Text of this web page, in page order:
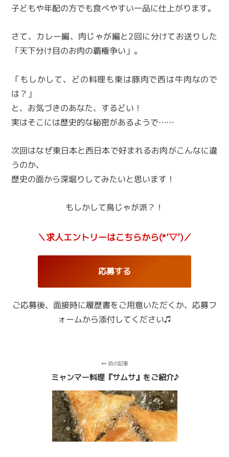
子どもや年配の方でも食べやすい一品に仕上がります。
さて、カレー編、肉じゃが編と2回に分けてお送りした
「天下分け目のお肉の覇権争い」。
「もしかして、どの料理も東は豚肉で西は牛肉なので
は？」
と、お気づきのあなた、するどい！
実はそこには歴史的な秘密があるようで……
次回はなぜ東日本と西日本で好まれるお肉がこんなに違
うのか、
歴史の面から深堀りしてみたいと思います！
もしかして鳥じゃが派？！
＼求人エントリーはこちらから(*’▽’)／
応募する
ご応募後、面接時に履歴書をご用意いただくか、応募フ
ォームから添付してください♫
前の記事
ミャンマー料理『サムサ』をご紹介♪